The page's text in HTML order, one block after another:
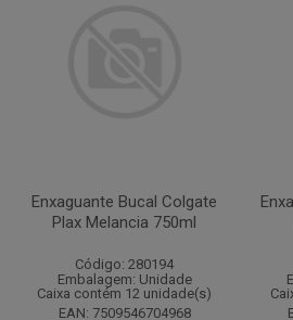
Enxaguante Bucal Colgate
Plax Melancia 750ml
Código: 280194
Embalagem: Unidade
Caixa contém 12 unidade(s)
EAN: 7509546704968